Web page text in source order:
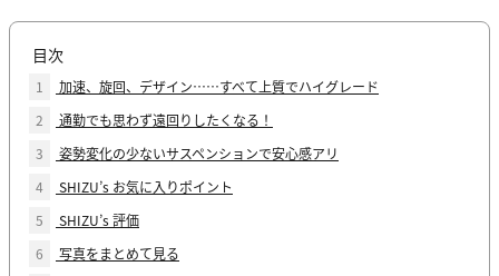
目次
1
加速、旋回、デザイン……すべて上質でハイグレード
2
通勤でも思わず遠回りしたくなる！
3
姿勢変化の少ないサスペンションで安心感アリ
4
SHIZU’s お気に入りポイント
5
SHIZU’s 評価
6
写真をまとめて見る